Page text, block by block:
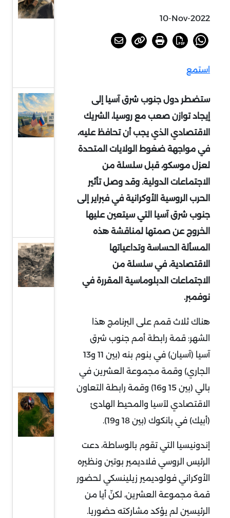
10-Nov-2022
استمع
ستضطر دول جنوب شرق آسيا إلى
إيجاد توازن صعب مع روسيا، الشريك
الاقتصادي الذي يجب أن تحافظ عليه،
في مواجهة ضغوط الولايات المتحدة
لعزل موسكو، قبل سلسلة من
الاجتماعات الدولية. وقد وصل تأثير
الحرب الروسية الأوكرانية في فبراير إلى
جنوب شرق آسيا التي سيتعين عليها
الخروج عن صمتها لمناقشة هذه
المسألة الحساسة وتداعياتها
الاقتصادية، في سلسلة من
الاجتماعات الدبلوماسية المقررة في
نوفمبر.
هناك ثلاث قمم على البرنامج هذا
الشهر: قمة رابطة أمم جنوب شرق
آسيا (آسيان) في بنوم بنه (بين 11 و13
الجاري) وقمة مجموعة العشرين في
بالي (بين 15 و16) وقمة رابطة التعاون
الاقتصادي لآسيا والمحيط الهادئ
(أبيك) في بانكوك (بين 18 و19).
إندونيسيا التي تقوم بالوساطة، دعت
الرئيس الروسي فلاديمير بوتين ونظيره
الأوكراني فولوديمير زيلينسكي لحضور
قمة مجموعة العشرين، لكنّ أيا من
الرئيسين لم يؤكد مشاركته حضوريا.
عودة
الحديث
عن
الردع
إلى
واجهة
السياسة
غزة..
وهيكلة
من
أجل
البقاء
السودان
الإيراني:
معركة
النفوذ
على
البحر